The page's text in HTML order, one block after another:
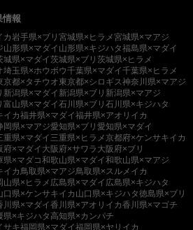
情報
カ 岩手県×ブリ 宮城県×ヒラメ宮城県×マアジ
山形県×マダイ 山形県×キジハタ福島県×マダイ
城県×マダイ茨城県×ブリ 茨城県×ヒラメ
埼玉県×ホウボウ千葉県×マダイ千葉県×ヒラメ
京都×タチウオ東京都×シロギス神奈川県×マアジ
新潟県×マダイ 新潟県×ブリ 新潟県×マアジ
富山県×マダイ石川県×ブリ 石川県×キジハタ
イカ福井県×マダイ福井県×アオリイカ
岡県×マアジ愛知県×ブリ 愛知県×マダイ
重県×マダイ 三重県×ヒラメ京都府×ケンサキイカ
府×マダイ 大阪府×サワラ 大阪府×ブリ
県×マダコ和歌山県×マダイ和歌山県×マアジ
イカ 鳥取県×マアジ鳥取県×スルメイカ
山県×ヒラメ 広島県×マダイ 広島県×キジハタ
口県×ケンサキイカ 山口県×キジハタ徳島県×ブリ
川県×マダイ香川県×アオリイカ香川県×マゴチ
県×キジハタ高知県×カンパチ
サキ福岡県×マダイ福岡県×ヤリイカ